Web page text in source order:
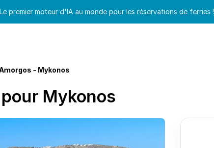
premier moteur d'IA au monde pour les réservations de ferries !
- Mykonos
Mykonos